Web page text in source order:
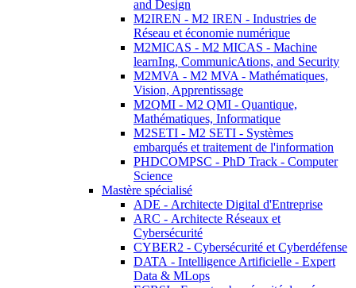
and Design
M2IREN - M2 IREN - Industries de
Réseau et économie numérique
M2MICAS - M2 MICAS - Machine
learnIng, CommunicAtions, and Security
M2MVA - M2 MVA - Mathématiques,
Vision, Apprentissage
M2QMI - M2 QMI - Quantique,
Mathématiques, Informatique
M2SETI - M2 SETI - Systèmes
embarqués et traitement de l'information
PHDCOMPSC - PhD Track - Computer
Science
Mastère spécialisé
ADE - Architecte Digital d'Entreprise
ARC - Architecte Réseaux et
Cybersécurité
CYBER2 - Cybersécurité et Cyberdéfense
DATA - Intelligence Artificielle - Expert
Data & MLops